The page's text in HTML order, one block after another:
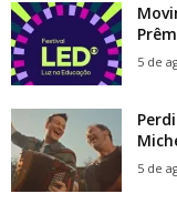
5 de
5 de